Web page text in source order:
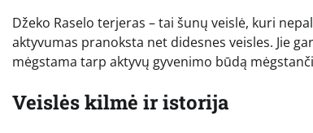
Džeko Raselo terjeras – tai šunų veislė, kuri
aktyvumas pranoksta net didesnes veisles. Jie
mėgstama tarp aktyvų gyvenimo būdą
Veislės kilmė ir istorija